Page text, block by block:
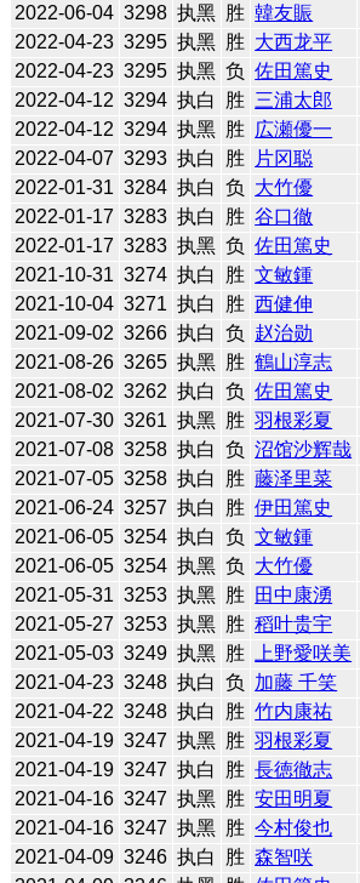
2022-06-04 3298 执黑 胜 韓友賑
2022-04-23 3295 执黑 胜 大西龙平
2022-04-23 3295 执黑 负 佐田篤史
2022-04-12 3294 执白 胜 三浦太郎
2022-04-12 3294 执黑 胜 広瀬優一
2022-04-07 3293 执白 胜 片冈聪
2022-01-31 3284 执白 负 大竹優
2022-01-17 3283 执白 胜 谷口徹
2022-01-17 3283 执黑 负 佐田篤史
2021-10-31 3274 执白 胜 文敏鍾
2021-10-04 3271 执白 胜 西健伸
2021-09-02 3266 执白 负 赵治勋
2021-08-26 3265 执黑 胜 鶴山淳志
2021-08-02 3262 执白 负 佐田篤史
2021-07-30 3261 执黑 胜 羽根彩夏
2021-07-08 3258 执白 负 沼馆沙辉哉
2021-07-05 3258 执白 胜 藤泽里菜
2021-06-24 3257 执白 胜 伊田篤史
2021-06-05 3254 执白 负 文敏鍾
2021-06-05 3254 执黑 负 大竹優
2021-05-31 3253 执黑 胜 田中康湧
2021-05-27 3253 执黑 胜 稻叶贵宇
2021-05-03 3249 执黑 胜 上野愛咲美
2021-04-23 3248 执白 负 加藤 千笑
2021-04-22 3248 执白 胜 竹内康祐
2021-04-19 3247 执黑 胜 羽根彩夏
2021-04-19 3247 执白 胜 長徳徹志
2021-04-16 3247 执黑 胜 安田明夏
2021-04-16 3247 执黑 胜 今村俊也
2021-04-09 3246 执白 胜 森智咲